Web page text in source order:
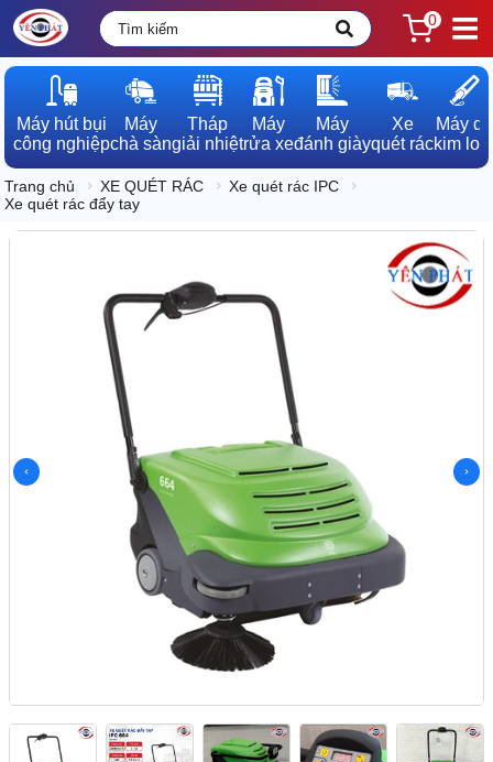
0
Máy hút bụi
công nghiệp
Máy
chà sàn
Tháp
giải nhiệt
Máy
rửa xe
Máy
đánh giày
Xe
quét rác
Máy dò
kim loại
Trang chủ XE QUÉT RÁC
Xe quét rác IPC
Xe quét rác đẩy tay